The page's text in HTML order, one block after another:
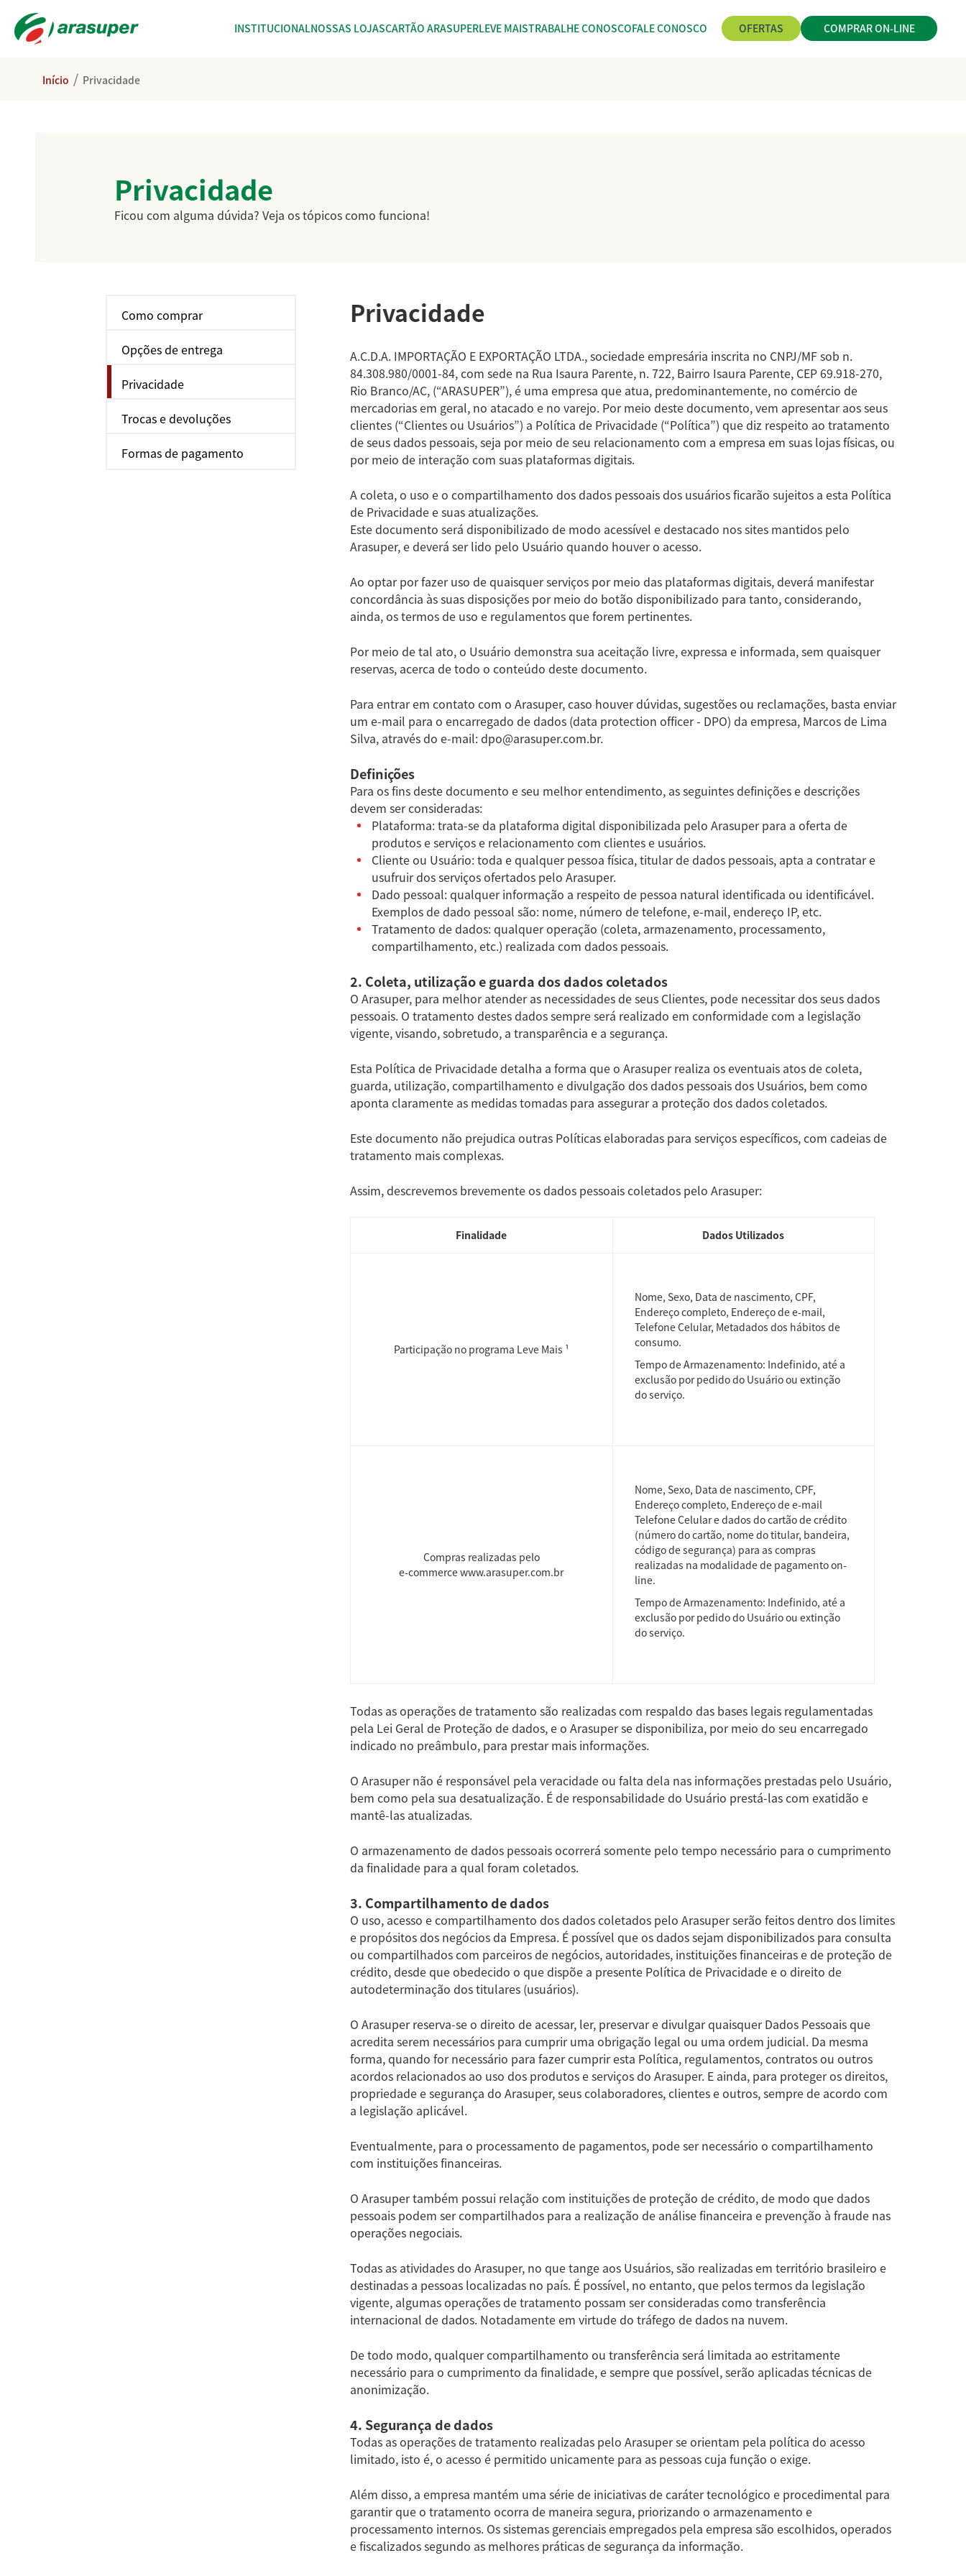
INSTITUCIONALNOSSAS LOJASCARTÃO ARASUPERLEVE MAISTRABALHE CONOSCOFALE CONOSCO OFERTAS COMPRAR ON-LINE
Início / Privacidade
Privacidade
Ficou com alguma dúvida? Veja os tópicos como funciona!
Como comprar
Opções de entrega
Privacidade
Trocas e devoluções
Formas de pagamento
Privacidade
A.C.D.A. IMPORTAÇÃO E EXPORTAÇÃO LTDA., sociedade empresária inscrita no CNPJ/MF sob n.
84.308.980/0001-84, com sede na Rua Isaura Parente, n. 722, Bairro Isaura Parente, CEP 69.918-270,
Rio Branco/AC, (“ARASUPER”), é uma empresa que atua, predominantemente, no comércio de
mercadorias em geral, no atacado e no varejo. Por meio deste documento, vem apresentar aos seus
clientes (“Clientes ou Usuários”) a Política de Privacidade (“Política”) que diz respeito ao tratamento
de seus dados pessoais, seja por meio de seu relacionamento com a empresa em suas lojas físicas, ou
por meio de interação com suas plataformas digitais.
A coleta, o uso e o compartilhamento dos dados pessoais dos usuários ficarão sujeitos a esta Política
de Privacidade e suas atualizações.
Este documento será disponibilizado de modo acessível e destacado nos sites mantidos pelo
Arasuper, e deverá ser lido pelo Usuário quando houver o acesso.
Ao optar por fazer uso de quaisquer serviços por meio das plataformas digitais, deverá manifestar
concordância às suas disposições por meio do botão disponibilizado para tanto, considerando,
ainda, os termos de uso e regulamentos que forem pertinentes.
Por meio de tal ato, o Usuário demonstra sua aceitação livre, expressa e informada, sem quaisquer
reservas, acerca de todo o conteúdo deste documento.
Para entrar em contato com o Arasuper, caso houver dúvidas, sugestões ou reclamações, basta enviar
um e-mail para o encarregado de dados (data protection officer - DPO) da empresa, Marcos de Lima
Silva, através do e-mail:dpo@arasuper.com.br.
Definições
Para os fins deste documento e seu melhor entendimento, as seguintes definições e descrições
devem ser consideradas:
Plataforma: trata-se da plataforma digital disponibilizada pelo Arasuper para a oferta de
produtos e serviços e relacionamento com clientes e usuários.
Cliente ou Usuário: toda e qualquer pessoa física, titular de dados pessoais, apta a contratar e
usufruir dos serviços ofertados pelo Arasuper.
Dado pessoal: qualquer informação a respeito de pessoa natural identificada ou identificável.
Exemplos de dado pessoal são: nome, número de telefone, e-mail, endereço IP, etc.
Tratamento de dados: qualquer operação (coleta, armazenamento, processamento,
compartilhamento, etc.) realizada com dados pessoais.
2. Coleta, utilização e guarda dos dados coletados
O Arasuper, para melhor atender as necessidades de seus Clientes, pode necessitar dos seus dados
pessoais. O tratamento destes dados sempre será realizado em conformidade com a legislação
vigente, visando, sobretudo, a transparência e a segurança.
Esta Política de Privacidade detalha a forma que o Arasuper realiza os eventuais atos de coleta,
guarda, utilização, compartilhamento e divulgação dos dados pessoais dos Usuários, bem como
aponta claramente as medidas tomadas para assegurar a proteção dos dados coletados.
Este documento não prejudica outras Políticas elaboradas para serviços específicos, com cadeias de
tratamento mais complexas.
Assim, descrevemos brevemente os dados pessoais coletados pelo Arasuper:
Finalidade Dados Utilizados
Participação no programa Leve Mais ¹
Nome, Sexo, Data de nascimento, CPF,
Endereço completo, Endereço de e-mail,
Telefone Celular, Metadados dos hábitos de
consumo.
Tempo de Armazenamento: Indefinido, até a
exclusão por pedido do Usuário ou extinção
do serviço.
Compras realizadas pelo
e-commerce www.arasuper.com.br
Nome, Sexo, Data de nascimento, CPF,
Endereço completo, Endereço de e-mail
Telefone Celular e dados do cartão de crédito
(número do cartão, nome do titular, bandeira,
código de segurança) para as compras
realizadas na modalidade de pagamento on-
line.
Tempo de Armazenamento: Indefinido, até a
exclusão por pedido do Usuário ou extinção
do serviço.
Todas as operações de tratamento são realizadas com respaldo das bases legais regulamentadas
pela Lei Geral de Proteção de dados, e o Arasuper se disponibiliza, por meio do seu encarregado
indicado no preâmbulo, para prestar mais informações.
O Arasuper não é responsável pela veracidade ou falta dela nas informações prestadas pelo Usuário,
bem como pela sua desatualização. É de responsabilidade do Usuário prestá-las com exatidão e
mantê-las atualizadas.
O armazenamento de dados pessoais ocorrerá somente pelo tempo necessário para o cumprimento
da finalidade para a qual foram coletados.
3. Compartilhamento de dados
O uso, acesso e compartilhamento dos dados coletados pelo Arasuper serão feitos dentro dos limites
e propósitos dos negócios da Empresa. É possível que os dados sejam disponibilizados para consulta
ou compartilhados com parceiros de negócios, autoridades, instituições financeiras e de proteção de
crédito, desde que obedecido o que dispõe a presente Política de Privacidade e o direito de
autodeterminação dos titulares (usuários).
O Arasuper reserva-se o direito de acessar, ler, preservar e divulgar quaisquer Dados Pessoais que
acredita serem necessários para cumprir uma obrigação legal ou uma ordem judicial. Da mesma
forma, quando for necessário para fazer cumprir esta Política, regulamentos, contratos ou outros
acordos relacionados ao uso dos produtos e serviços do Arasuper. E ainda, para proteger os direitos,
propriedade e segurança do Arasuper, seus colaboradores, clientes e outros, sempre de acordo com
a legislação aplicável.
Eventualmente, para o processamento de pagamentos, pode ser necessário o compartilhamento
com instituições financeiras.
O Arasuper também possui relação com instituições de proteção de crédito, de modo que dados
pessoais podem ser compartilhados para a realização de análise financeira e prevenção à fraude nas
operações negociais.
Todas as atividades do Arasuper, no que tange aos Usuários, são realizadas em território brasileiro e
destinadas a pessoas localizadas no país. É possível, no entanto, que pelos termos da legislação
vigente, algumas operações de tratamento possam ser consideradas como transferência
internacional de dados. Notadamente em virtude do tráfego de dados na nuvem.
De todo modo, qualquer compartilhamento ou transferência será limitada ao estritamente
necessário para o cumprimento da finalidade, e sempre que possível, serão aplicadas técnicas de
anonimização.
4. Segurança de dados
Todas as operações de tratamento realizadas pelo Arasuper se orientam pela política do acesso
limitado, isto é, o acesso é permitido unicamente para as pessoas cuja função o exige.
Além disso, a empresa mantém uma série de iniciativas de caráter tecnológico e procedimental para
garantir que o tratamento ocorra de maneira segura, priorizando o armazenamento e
processamento internos. Os sistemas gerenciais empregados pela empresa são escolhidos, operados
e fiscalizados segundo as melhores práticas de segurança da informação.